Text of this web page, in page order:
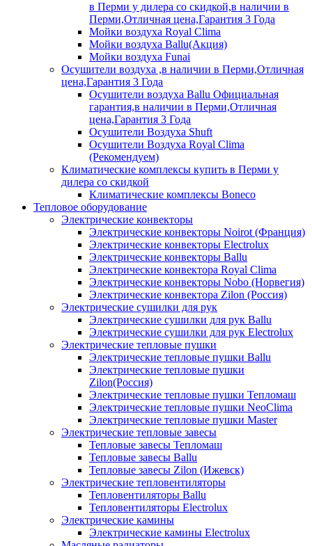
в Перми у дилера со скидкой,в наличии в
Перми,Отличная цена,Гарантия 3 Года
Мойки воздуха Royal Clima
Мойки воздуха Ballu(Акция)
Мойки воздуха Funai
Осушители воздуха ,в наличии в Перми,Отличная
цена,Гарантия 3 Года
Осушители воздуха Ballu Официальная
гарантия,в наличии в Перми,Отличная
цена,Гарантия 3 Года
Осушители Воздуха Shuft
Осушители Воздуха Royal Clima
(Рекомендуем)
Климатические комплексы купить в Перми у
дилера со скидкой
Климатические комплексы Boneсo
Тепловое оборудование
Электрические конвекторы
Электрические конвекторы Noirot (Франция)
Электрические конвекторы Electrolux
Электрические конвекторы Ballu
Электрические конвектора Royal Clima
Электрические конвекторы Nobo (Норвегия)
Электрические конвектора Zilon (Россия)
Электрические сушилки для рук
Электрические сушилки для рук Ballu
Электрические сушилки для рук Electrolux
Электрические тепловые пушки
Электрические тепловые пушки Ballu
Электрические тепловые пушки
Zilon(Россия)
Электрические тепловые пушки Тепломаш
Электрические тепловые пушки NeoClima
Электрические тепловые пушки Master
Электрические тепловые завесы
Тепловые завесы Тепломаш
Тепловые завесы Ballu
Тепловые завесы Zilon (Ижевск)
Электрические тепловентиляторы
Тепловентиляторы Ballu
Тепловентиляторы Electrolux
Электрические камины
Электрические камины Electrolux